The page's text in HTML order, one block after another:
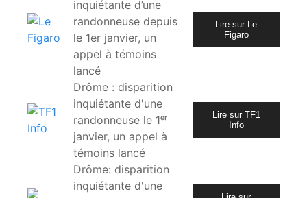
inquiétante d’une
randonneuse depuis
le 1er janvier, un
appel à témoins
lancé
Lire sur Le
Figaro
Drôme : disparition
inquiétante d'une
randonneuse le 1ᵉʳ
janvier, un appel à
témoins lancé
Lire sur TF1
Info
Drôme: disparition
inquiétante d'une